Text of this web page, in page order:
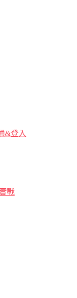
&登入
戰